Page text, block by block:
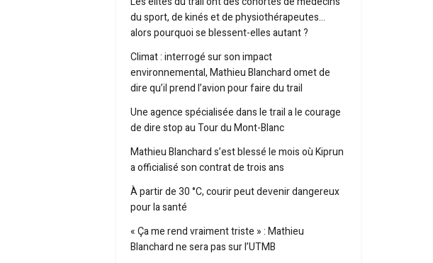
du sport, de kinés et de physiothérapeutes…
alors pourquoi se blessent-elles autant ?
Climat : interrogé sur son impact
environnemental, Mathieu Blanchard omet de
dire qu’il prend l’avion pour faire du trail
Une agence spécialisée dans le trail a le courage
de dire stop au Tour du Mont-Blanc
Mathieu Blanchard s’est blessé le mois où Kiprun
a officialisé son contrat de trois ans
À partir de 30 °C, courir peut devenir dangereux
pour la santé
« Ça me rend vraiment triste » : Mathieu
Blanchard ne sera pas sur l’UTMB